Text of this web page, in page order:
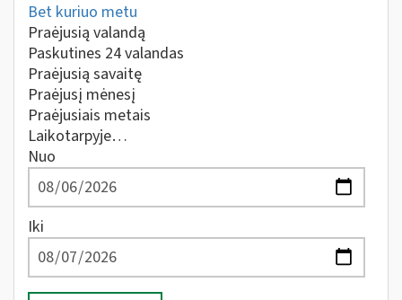
Bet kuriuo metu
Praėjusią valandą
Paskutines 24 valandas
Praėjusią savaitę
Praėjusį mėnesį
Praėjusiais metais
Laikotarpyje…
Nuo
Iki